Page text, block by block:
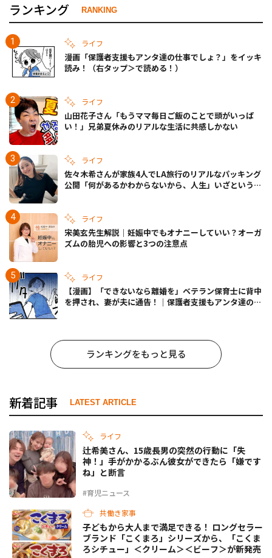
ランキング RANKING
ライフ
漫画「保護者支援もアンタ達の仕事でしょ？」をイッキ
読み！（右タップ＞で読める！）
ライフ
山田花子さん「もうママ毎日ご飯のことで頭がいっぱ
い！」兄弟夏休みのリアルな生活に共感しかない
ライフ
佐々木希さんが家族4人でLA旅行のリアルなパッキング
公開「何があるかわからないから、人生」いざというと
ライフ
宋美玄先生解説｜妊娠中でもオナニーしていい？オーガ
ズムの胎児への影響と3つの注意点
ライフ
【漫画】「できないなら離婚を」ベテラン保育士に背中
を押され、妻が夫に通告！｜保護者支援もアンタ達の仕
ランキングをもっと見る
新着記事 LATEST ARTICLE
ライフ
#育児ニュース
辻希美さん、15歳長男の突然の行動に「失
神！」手がかかるぶん彼女ができたら「嫌です
ね」と断言
共働き家事
子どもから大人まで満足できる！ ロングセラー
ブランド「こくまろ」シリーズから、「こくま
ろシチュー」＜クリーム＞＜ビーフ＞が新発売